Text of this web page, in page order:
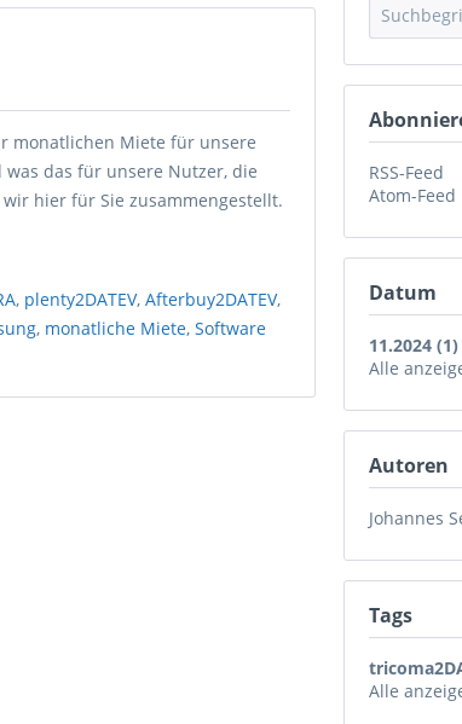
RSS-Feed
Atom-Feed
Datum
11.2024 (1)
Alle
Autoren
Johannes
Tags
Alle
monatlichen Miete für unsere
das für unsere Nutzer, die
hier für Sie zusammengestellt.
, plenty2DATEV,Afterbuy2DATEV,
, monatliche Miete,Software